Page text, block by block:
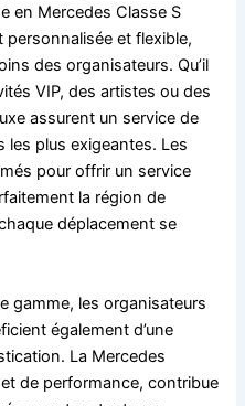
en Mercedes Classe S
et flexible,
des organisateurs. Qu’il
VIP, des artistes ou des
assurent un service de
les plus exigeantes. Les
pour offrir un service
la région de
déplacement se
gamme, les organisateurs
également d’une
La Mercedes
de performance, contribue